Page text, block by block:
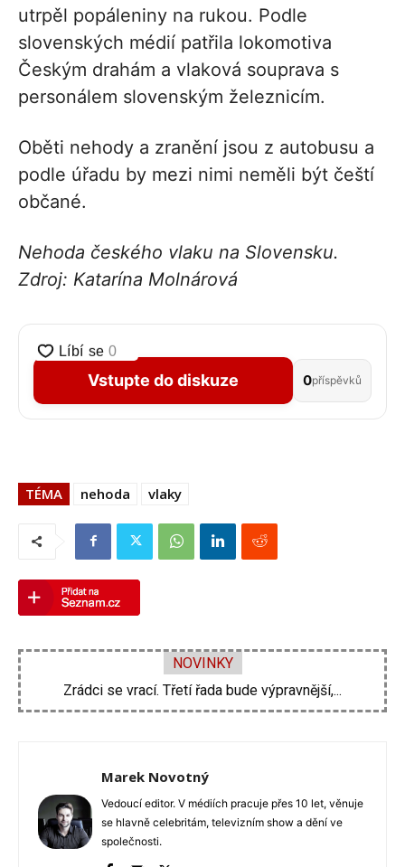
utrpěl popáleniny na rukou. Podle
slovenských médií patřila lokomotiva
Českým drahám a vlaková souprava s
personálem slovenským železnicím.
Oběti nehody a zranění jsou z autobusu a
podle úřadu by mezi nimi neměli být čeští
občané.
Nehoda českého vlaku na Slovensku.
Zdroj: Katarína Molnárová
Vstupte do diskuze 0příspěvků
TÉMA nehoda vlaky
NOVINKY
Zrádci se vrací. Třetí řada bude výpravnější,...
Zdeněk Pohlreich opět vtrhne do hospod. Nové...
Marek Novotný
Vedoucí editor. V médiích pracuje přes 10 let, věnuje
se hlavně celebritám, televizním show a dění ve
společnosti.